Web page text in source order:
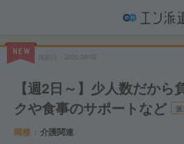
NEW
2026/08/05
【週2日～】少人数だから
クや食事のサポートなど
派
職種
介護関連